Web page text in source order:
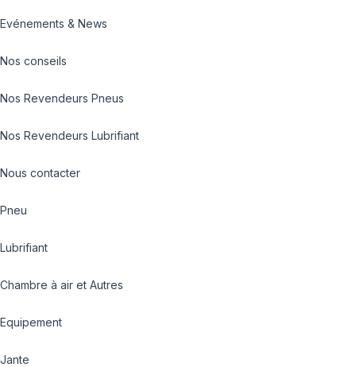
Evénements & News
Nos conseils
Nos Revendeurs Pneus
Nos Revendeurs Lubrifiant
Nous contacter
Pneu
Lubrifiant
Chambre à air et Autres
Equipement
Jante